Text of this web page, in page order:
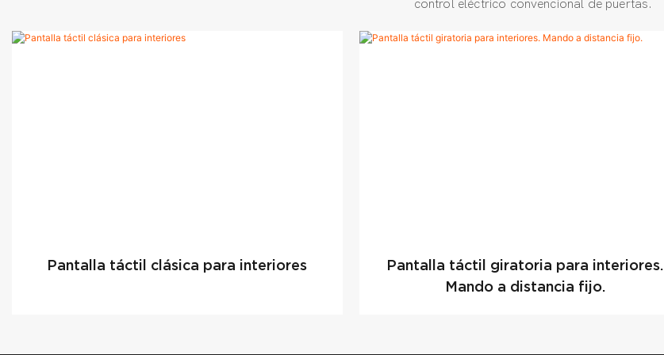
control eléctrico convencional de puertas.
Pantalla táctil clásica para interiores
Pantalla táctil giratoria para interiores.
Mando a distancia fijo.